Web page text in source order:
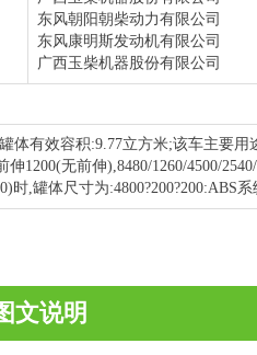
东风朝阳朝柴动力有限公司
东风康明斯发动机有限公司
广西玉柴机器股份有限公司
体有效容积:9.77立方米;该车主要
伸1200(无前伸),8480/1260/4500/
时,罐体尺寸为
文说明